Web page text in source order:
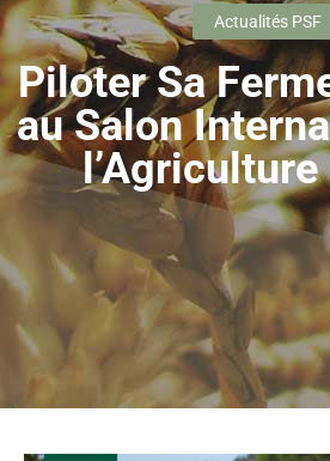
Actualités PSF
Piloter Sa
au Salon